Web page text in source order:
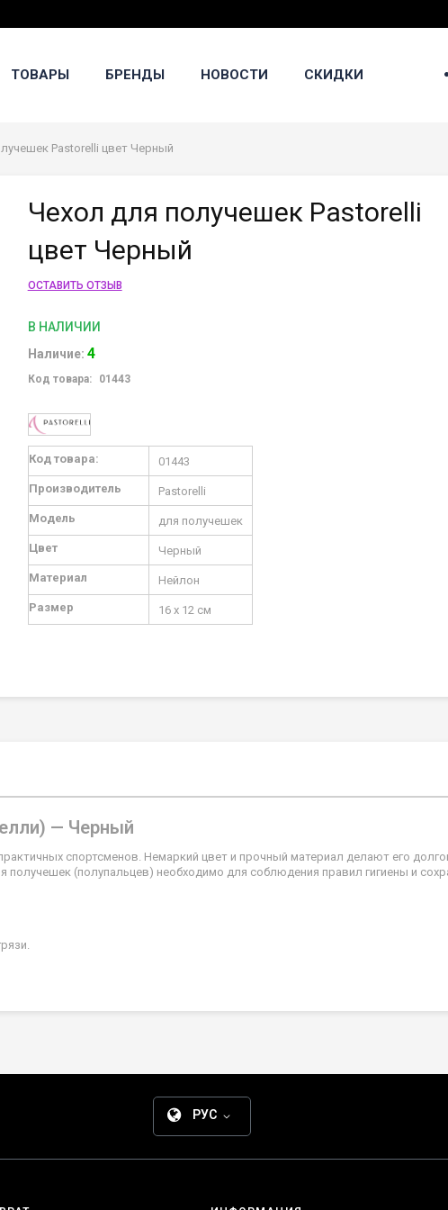
ТОВАРЫ БРЕНДЫ НОВОСТИ СКИДКИ
Pastorelli цвет Черный
Чехол для получешек Pastorelli
цвет Черный
ОСТАВИТЬ ОТЗЫВ
В НАЛИЧИИ
Наличие: 4
Код товара: 01443
Подробная
информация
Код товара:
01443
Производитель
Pastorelli
Модель
для получешек
Цвет
Черный
Материал
Нейлон
Размер
16 х 12 см
— Черный
спортсменов. Немаркий цвет и прочный материал делают его
(полупальцев) необходимо для соблюдения правил гигиены и
РУС